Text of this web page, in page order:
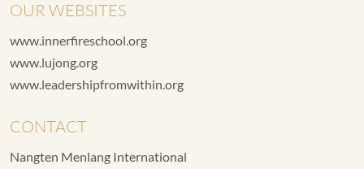
OUR WEBSITES
www.innerfireschool.org
www.lujong.org
www.leadershipfromwithin.org
CONTACT
Nangten Menlang International